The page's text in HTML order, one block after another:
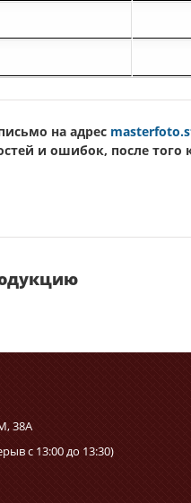
на адрес
и ошибок, после
38А
с 13:00 до 13:30)